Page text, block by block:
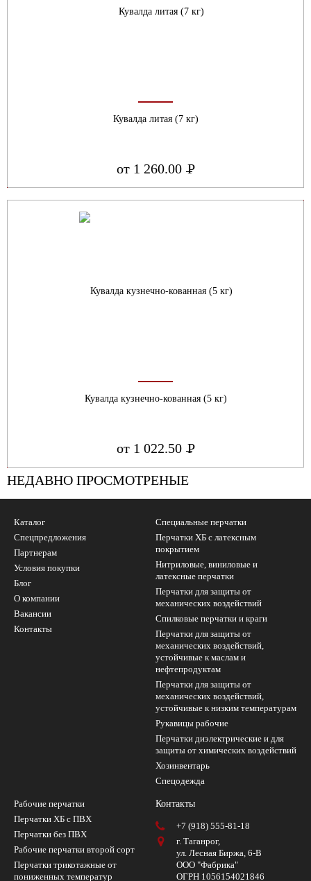
Кувалда литая (7 кг)
от 1 260.00 Р
УБ.
Кувалда кузнечно-кованная (5 кг)
от 1 022.50 Р
УБ.
НЕДАВНО ПРОСМОТРЕНЫЕ
Каталог
Спецпредложения
Партнерам
Условия покупки
Блог
О компании
Вакансии
Контакты
Специальные перчатки
Перчатки ХБ с латексным
покрытием
Нитриловые, виниловые и
латексные перчатки
Перчатки для защиты от
механических воздействий
Cпилковые перчатки и краги
Перчатки для защиты от
механических воздействий,
устойчивые к маслам и
нефтепродуктам
Перчатки для защиты от
механических воздействий,
устойчивые к низким температурам
Рукавицы рабочие
Перчатки диэлектрические и для
защиты от химических воздействий
Хозинвентарь
Спецодежда
Рабочие перчатки
Перчатки ХБ с ПВХ
Перчатки без ПВХ
Рабочие перчатки второй сорт
Перчатки трикотажные от
пониженных температур
Контакты
+7 (918) 555-81-18
г. Таганрог,
ул. Лесная Биржа, 6-В
ООО "Фабрика"
ОГРН 1056154021846